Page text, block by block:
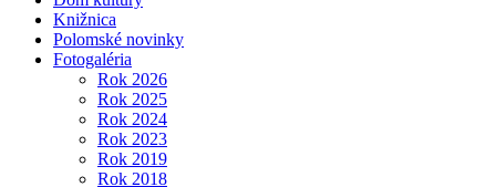
Knižnica
Polomské novinky
Fotogaléria
Rok 2026
Rok 2025
Rok 2024
Rok 2023
Rok 2019
Rok 2018